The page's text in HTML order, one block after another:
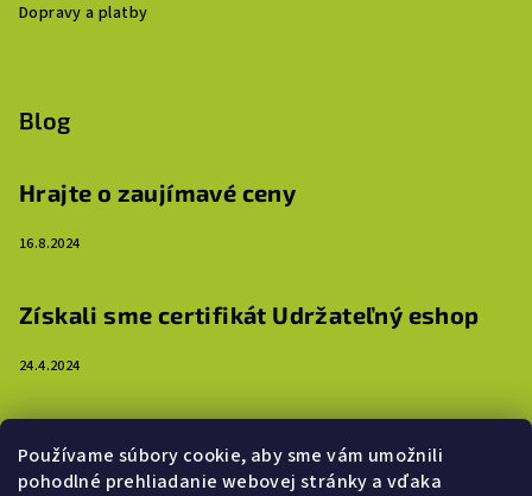
Používame súbory cookie, aby sme vám umožnili
pohodlné prehliadanie webovej stránky a vďaka
Dopravy a platby
Blog
Hrajte o zaujímavé ceny
16.8.2024
Získali sme certifikát Udržateľný eshop
24.4.2024
samolepkami